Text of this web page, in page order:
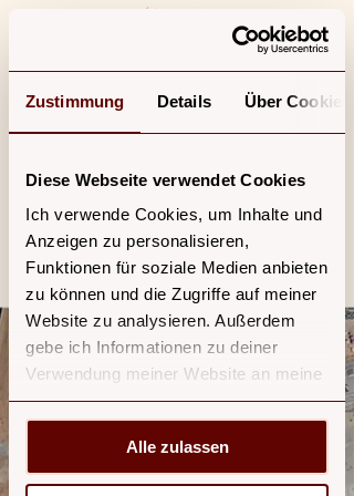
Zustimmung Details Über Cookies
Diese Webseite verwendet Cookies
Ich verwende Cookies, um Inhalte und
Anzeigen zu personalisieren,
Funktionen für soziale Medien anbieten
zu können und die Zugriffe auf meiner
Website zu analysieren. Außerdem
gebe ich Informationen zu deiner
Verwendung meiner Website an meine
Partner für soziale Medien, Werbung
und Analysen weiter. Meine Partner
führen diese Informationen
möglicherweise mit weiteren Daten
Alle zulassen
Parkplätze Fotoatelier
Ninakeks in Brühl